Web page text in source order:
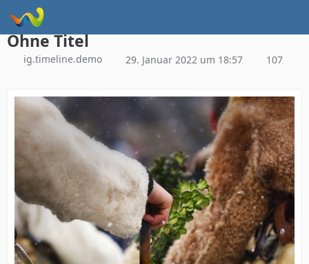
Instagram Galerie Demo
Ohne Titel
ig.timeline.demo 29. Januar 2022 um 18:57 107